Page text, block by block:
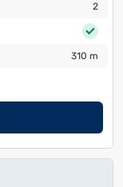
2
310 m